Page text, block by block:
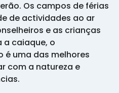
Os campos de férias
de actividades ao ar
e as crianças
a caiaque, o
é uma das melhores
com a natureza e